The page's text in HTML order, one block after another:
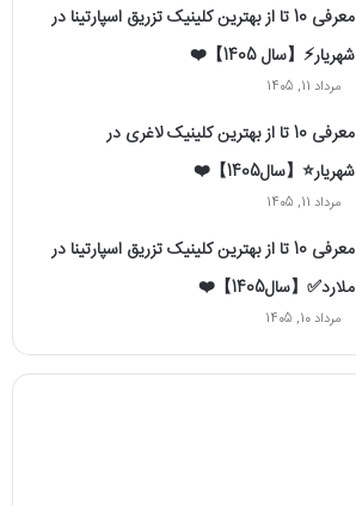
معرفی 10 تا از بهترین کلینیک تزریق اسپارتینا در
شهریار⚡【سال 1405】❤️
مرداد 11, 1405
معرفی 10 تا از بهترین کلینیک لاغری در
شهریار⭐【سال1405】❤️
مرداد 11, 1405
معرفی 10 تا از بهترین کلینیک تزریق اسپارتینا در
ملارد✅【سال1405】❤️
مرداد 10, 1405